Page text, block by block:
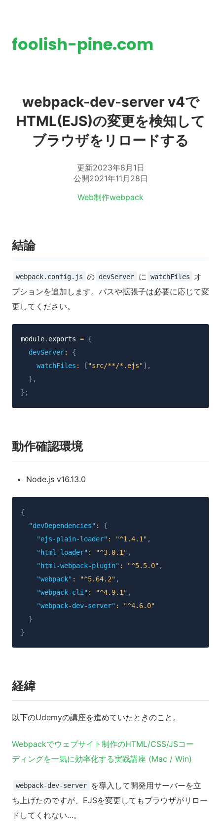
foolish-pine.com
webpack-dev-server v4で
HTML(EJS)の変更を検知して
ブラウザをリロードする
更新2023年8月1日
公開2021年11月28日
Web制作webpack
結論
webpack.config.js の devServer に watchFiles
オ
プションを追加します。パスや拡張子は必要に応じて変
更してください。
module. exports = {
devServer:
{
watchFiles : [ "src/**/*.ejs"] ,
} ,
} ;
動作確認環境
Node.js v16.13.0
{
"devDependencies" :
{
"ejs-plain-loader" : "^1.4.1" ,
"html-loader" : "^3.0.1" ,
"html-webpack-plugin" : "^5.5.0" ,
"webpack" : "^5.64.2" ,
"webpack-cli" : "^4.9.1" ,
"webpack-dev-server" :
"^4.6.0"
}
}
経緯
以下のUdemyの講座を進めていたときのこと。
Webpackでウェブサイト制作のHTML/CSS/JSコー
ディングを一気に効率化する実践講座 (Mac / Win)
webpack-dev-server
を導入して開発用サーバーを立
ち上げたのですが、EJSを変更してもブラウザがリロー
ドしてくれない…。